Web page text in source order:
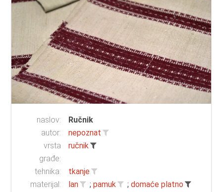
naslov:
Ručnik
autor:
nepoznat
vrsta
građe:
ručnik
tehnika:
tkanje
materijal:
lan ; pamuk ; domaće platno